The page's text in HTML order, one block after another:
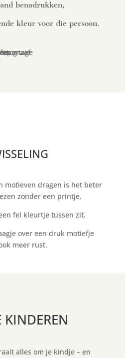
benadrukken,
kleur voor die persoon.
motieven dragen is het beter
zonder een printje.
fel kleurtje tussen zit.
over een druk motiefje
meer rust.
KINDEREN
alles om je kindje – en